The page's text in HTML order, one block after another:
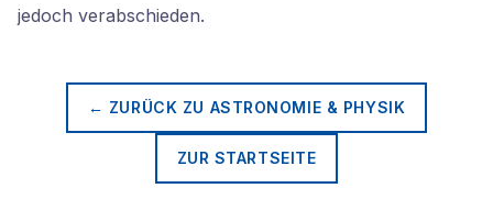
jedoch verabschieden.
← ZURÜCK ZU ASTRONOMIE & PHYSIK
ZUR STARTSEITE